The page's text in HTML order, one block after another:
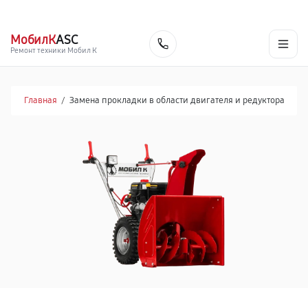
МобилКASC
Ремонт техники Мобил К
Главная / Замена прокладки в области двигателя и редуктора